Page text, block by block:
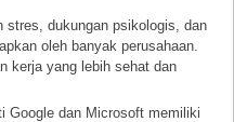
stres, dukungan psikologis, dan
oleh banyak perusahaan.
kerja yang lebih sehat dan
Google dan Microsoft memiliki